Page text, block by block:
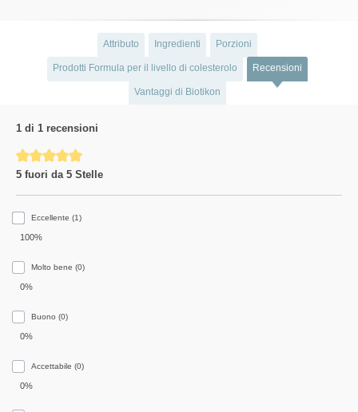
Attributo Ingredienti Porzioni
Prodotti Formula per il livello di colesterolo Recensioni
Vantaggi di Biotikon
1 di 1 recensioni
Average rating of 5 out of 5 stars
5 fuori da 5 Stelle
Eccellente (1)
100%
Molto bene (0)
0%
Buono (0)
0%
Accettabile (0)
0%